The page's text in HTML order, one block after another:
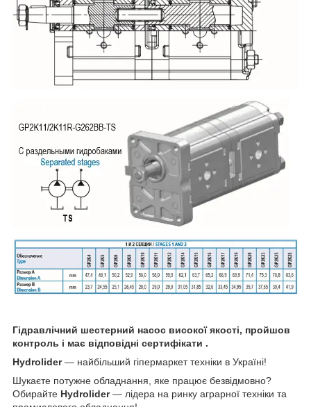
Гідравлічний шестерний насос високої якості, пройшов
контроль і має відповідні сертифікати .
Hydrolider— найбільший гіпермаркет техніки в Україні!
Шукаєте потужне обладнання, яке працює безвідмовно?
Обирайте Hydrolider— лідера на ринку аграрної техніки та